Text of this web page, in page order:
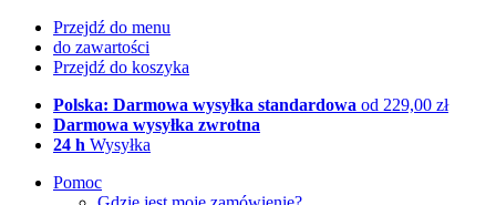
Przejdź do menu
do zawartości
Przejdź do koszyka
Polska: Darmowa wysyłka standardowa od 229,00 zł
Darmowa wysyłka zwrotna
24 h Wysyłka
Pomoc